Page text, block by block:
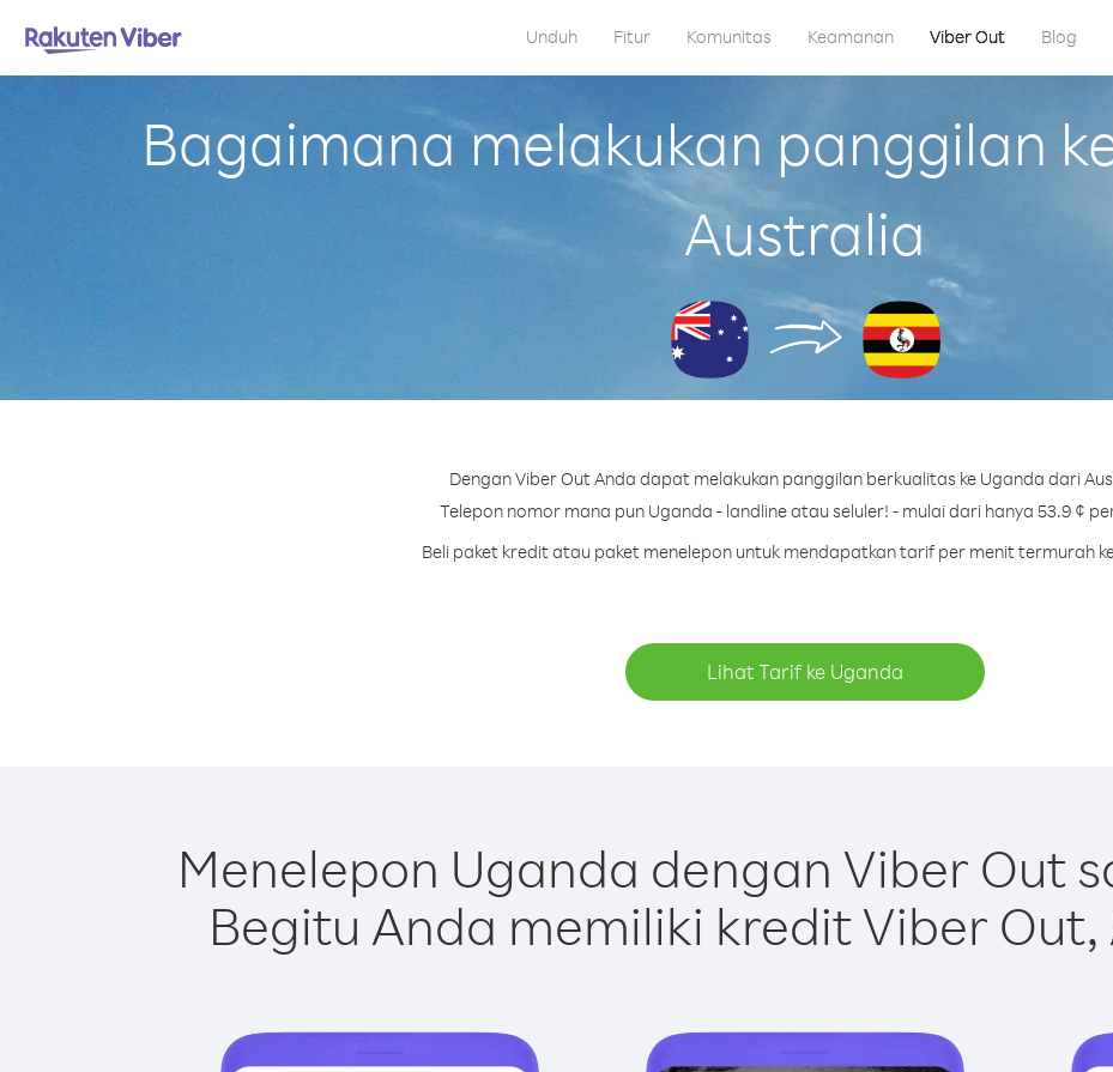
Unduh Fitur Komunitas Keamanan Viber Out Blog
Bagaimana melakukan panggilan
Australia
Dengan Viber Out Anda dapat melakukan panggilan berkualitas ke Uganda dari
Telepon nomor mana pun Uganda - landline atau seluler! - mulai dari hanya 53.9 ¢
Beli paket kredit atau paket menelepon untuk mendapatkan tarif per menit termurah
Lihat Tarif ke Uganda
Menelepon Uganda dengan Viber Out
Begitu Anda memiliki kredit Viber